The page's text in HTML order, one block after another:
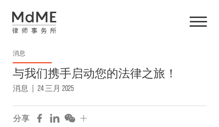
消息
与我们携手启动您的法律之旅！
消息 | 24 三月 2025
分享